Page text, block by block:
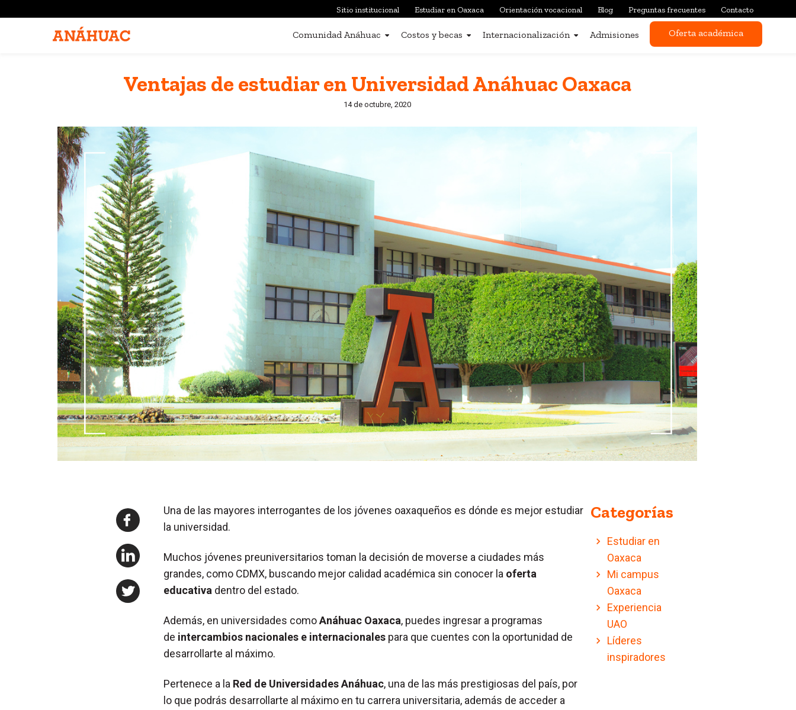
Sitio institucional Estudiar en Oaxaca Orientación vocacional Blog Preguntas frecuentes Contacto
Comunidad Anáhuac Costos y becas Internacionalización Admisiones Oferta académica
Ventajas de estudiar en Universidad Anáhuac Oaxaca
14 de octubre, 2020
Una de las mayores interrogantes de los jóvenes oaxaqueños es dónde es mejor estudiar
la universidad.
Muchos jóvenes preuniversitarios toman la decisión de moverse a ciudades más
grandes, como CDMX, buscando mejor calidad académica sin conocer la oferta
educativa dentro del estado.
Además, en universidades como Anáhuac Oaxaca, puedes ingresar a programas
de intercambios nacionales e internacionales para que cuentes con la oportunidad de
desarrollarte al máximo.
Pertenece a la Red de Universidades Anáhuac, una de las más prestigiosas del país, por
lo que podrás desarrollarte al máximo en tu carrera universitaria, además de acceder a
Categorías
Estudiar en
Oaxaca
Mi campus
Oaxaca
Experiencia
UAO
Líderes
inspiradores